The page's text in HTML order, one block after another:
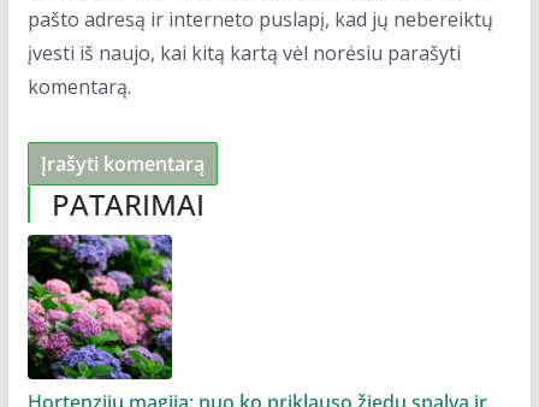
pašto adresą ir interneto puslapį, kad jų nebereiktų
įvesti iš naujo, kai kitą kartą vėl norėsiu parašyti
komentarą.
PATARIMAI
Hortenzijų magija: nuo ko priklauso žiedų spalva ir